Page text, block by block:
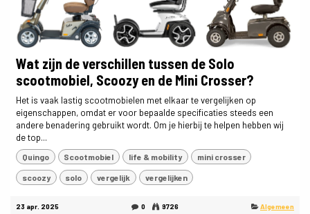
Wat zijn de verschillen tussen de Solo
scootmobiel, Scoozy en de Mini Crosser?
Het is vaak lastig scootmobielen met elkaar te vergelijken op
eigenschappen, omdat er voor bepaalde specificaties steeds een
andere benadering gebruikt wordt. Om je hierbij te helpen hebben wij
de top...
Quingo Scootmobiel life & mobility mini crosser
scoozy solo vergelijk vergelijken
23 apr. 2025 0 9726 Algemeen